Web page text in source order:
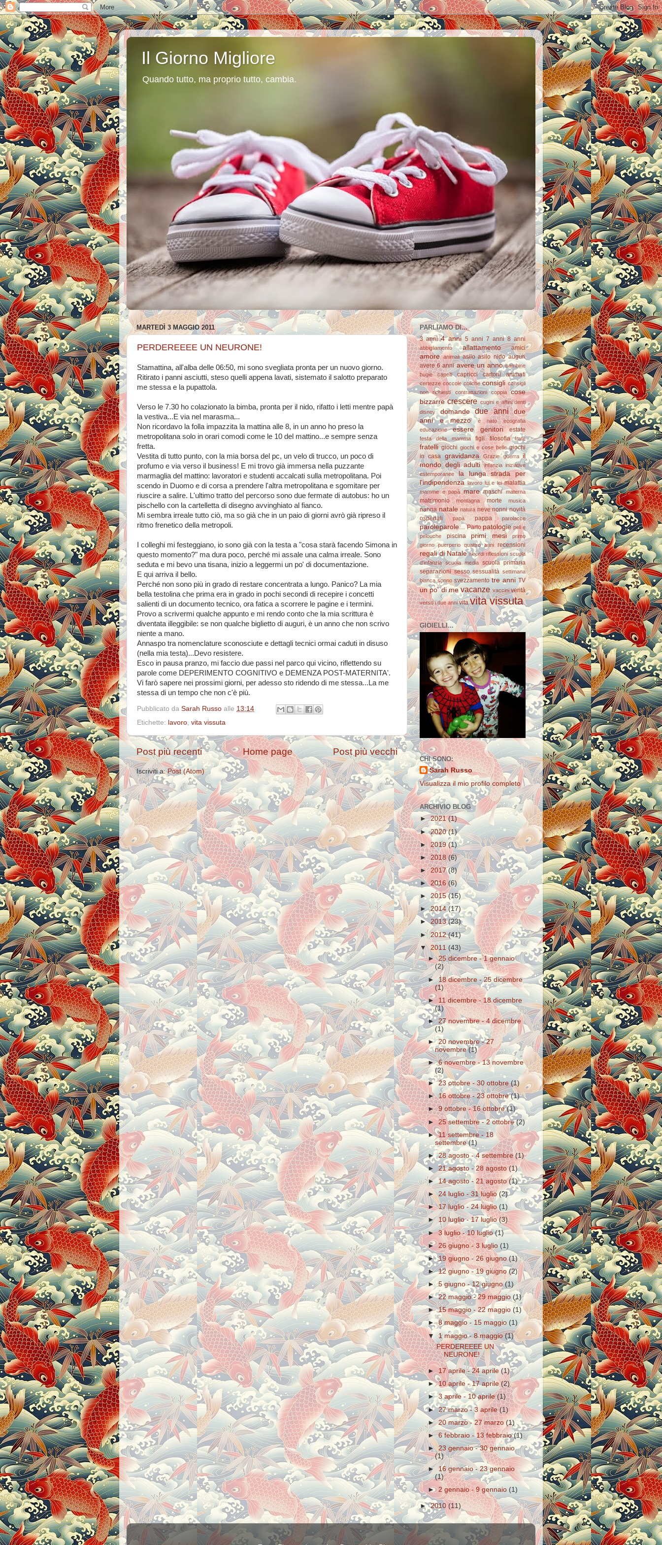
Il Giorno Migliore
Quando tutto, ma proprio tutto, cambia.
MARTEDÌ 3 MAGGIO 2011
PERDEREEEE UN NEURONE!
Stamattina, all'alba delle 06:50, mi sono svegliata pronta per un nuovo giorno.
Ritirato i panni asciutti, steso quelli appena lavati, sistemato il salotto preparato
me stessa e la pupattola.
Verso le 7.30 ho colazionato la bimba, pronta per il nido, rifatto i letti mentre papà
la vestiva...E via nel marasma...
Non ricordavo la folla impazzita la mattina alle 8, in un anno ho preso la
metropolitana solo in orari comodi come le 10 del mattino...e sempre senza
fretta.
Vestita di tutto punto, con la mia borsa del pc, un velo di trucco, un poco di
profumo e via verso il business! E mi trovo già immersa nella puzzante
marmaglia del mattino: lavoratori e studenti accalcati sulla metropolitana. Poi
scendo in Duomo e di corsa a prendere l'altra metropolitana e sgomitare per
riuscire a salire. L'ultimo tratto del percorso sono due fermate di autobus: ho un
pischello con la cartelletta di disegno avvinghiato al fianco.
Mi sembra irreale tutto ciò, ma so già che in un paio di giorni avrò già ripreso il
ritmo frenetico della metropoli.
I colleghi mi festeggiano, io sono già con la testa a "cosa starà facendo Simona in
questo momento?" ma dura poco, perché mi assale una calma irreale. Sono
seduta e mi bevo una tisana, inizio a leggermi un po' di documentazione.
E qui arriva il bello.
Perché non sono più in grado di restare concentrata a lungo. Panico? La mia
bella testolina che prima era in grado in pochi secondi di recepire i concetti
salienti di un documento tecnico, ora fatica a scorrere le pagine e i termini.
Provo a scrivermi qualche appunto e mi rendo conto che la mia scrittura è
diventata illeggibile: se non qualche biglietto di auguri, è un anno che non scrivo
niente a mano.
Annaspo tra nomenclature sconosciute e dettagli tecnici ormai caduti in disuso
(nella mia testa)...Devo resistere.
Esco in pausa pranzo, mi faccio due passi nel parco qui vicino, riflettendo su
parole come DEPERIMENTO COGNITIVO e DEMENZA POST-MATERNITA'.
Vi farò sapere nei prossimi giorni, per adesso sto ridendo di me stessa...La me
stessa di un tempo che non c'è più.
Pubblicato da Sarah Russo alle 13:14
Etichette: lavoro vita vissuta
Post più recenti Post più vecchi
Home page
Iscriviti a:Post (Atom)
PARLIAMO DI...
3 anni 4 anni 5 anni 7 anni 8 anni
abbigliamento allattamento amici
amore animali asilo asilo nido auguri
avere 6 anni avere un anno bambine
bugie
capelli capricci cartoni animati
certezze coccole coliche consigli consigli
non richiesti
contrattazioni coppia
cose
bizzarre crescere cugini e affini denti
disney
domande due anni
due
anni e mezzo
è nato
ecografia
educazione
essere genitori estate
festa della mamma figli filosofia frate
fratelli giochi giochi e cose belle giochi
in casa
gravidanza Grazie guerra
il
mondo degli adulti
infanzia iniziative
estemporanee
la lunga strada per
l'indipendenza lavoro lui e lei malattia
mamme e papà mare maschi materna
matrimonio montagna morte musica
nanna natale natura neve nonni novità
ospedali
papà pappa parolacce
paroleparole... Parto patologie peli e
pelouche
piscina primi mesi
primo
giorno puerperio quattro anni recensioni
regali di Natale ricordi riflessioni scuola
d'infanzia scuola media scuola primaria
separazioni sesso sessualità settimana
bianca sonno svezzamento tre anni TV
un po' di me vacanze vaccini verità
verso i due anni vita vita vissuta
GIOIELLI...
CHI SONO:
Sarah Russo
Visualizza il mio profilo completo
ARCHIVIO BLOG
►2021(1)
►2020(1)
► 2019(1)
►2018(6)
►2017(8)
►2016 (6)
► 2015(15)
►2014(17)
►2013(23)
►2012(41)
▼2011(43)
►25 dicembre - 1 gennaio
(2)
►18 dicembre - 25 dicembre
(1)
►11 dicembre - 18 dicembre
(1)
►27 novembre - 4 dicembre
(1)
►20 novembre - 27
novembre(1)
►6 novembre - 13 novembre
(2)
►23 ottobre - 30 ottobre(1)
►16 ottobre - 23 ottobre(1)
►9 ottobre - 16 ottobre(1)
►25 settembre - 2 ottobre(2)
►11 settembre - 18
settembre(1)
►28 agosto - 4 settembre(1)
►21 agosto - 28 agosto(1)
►14 agosto - 21 agosto(1)
►24 luglio - 31 luglio(2)
►17 luglio - 24 luglio(1)
►10 luglio - 17 luglio(3)
►3 luglio - 10 luglio(1)
►26 giugno - 3 luglio(1)
►19 giugno - 26 giugno(1)
►12 giugno - 19 giugno(2)
►5 giugno - 12 giugno(1)
►22 maggio - 29 maggio(1)
►15 maggio - 22 maggio(1)
►8 maggio - 15 maggio(1)
▼1 maggio - 8 maggio(1)
PERDEREEEE UN
NEURONE!
► 17 aprile - 24 aprile(1)
►10 aprile - 17 aprile(2)
►3 aprile - 10 aprile(1)
►27 marzo - 3 aprile(1)
►20 marzo - 27 marzo(1)
►6 febbraio - 13 febbraio(1)
►23 gennaio - 30 gennaio
(1)
►16 gennaio - 23 gennaio
(1)
►2 gennaio - 9 gennaio(1)
►2010(11)